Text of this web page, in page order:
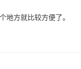
地方就比较方便了。